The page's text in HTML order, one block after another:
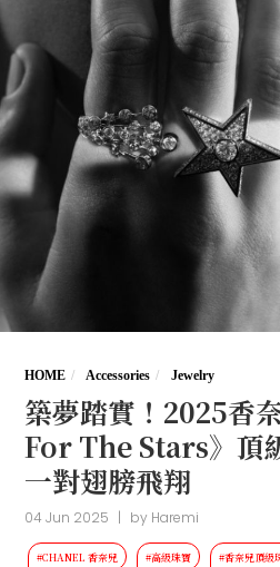
HOME Accessories Jewelry
築夢踏實！2025香
For The Stars》頂
一對翅膀飛翔
04 Jun 2025 | by Haremi
#CHANEL 香奈兒 #高級珠寶 #香奈兒頂級